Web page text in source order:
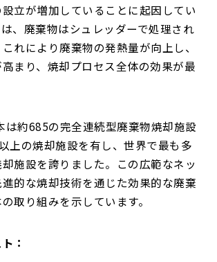
立が増加していることに起因してい
、廃棄物はシュレッダーで処理され
れにより廃棄物の発熱量が向上し、
まり、焼却プロセス全体の効果が最
は約685の完全連続型廃棄物焼却施設
上の焼却施設を有し、世界で最も多
施設を誇りました。この広範なネッ
進的な焼却技術を通じた効果的な廃棄
取り組みを示しています。
：